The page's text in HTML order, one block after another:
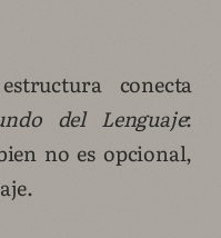
conecta
del Lenguaje:
no es opcional,